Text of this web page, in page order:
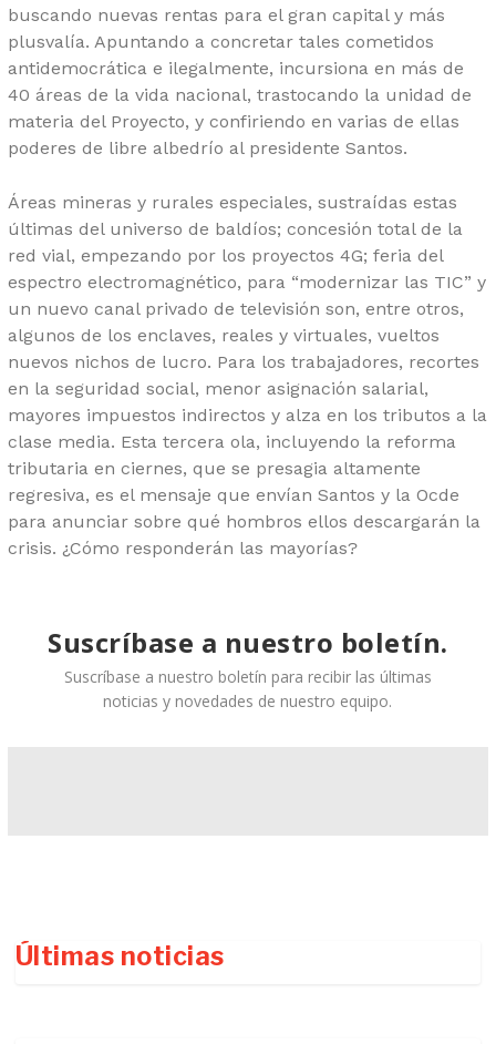
buscando nuevas rentas para el gran capital y más
plusvalía. Apuntando a concretar tales cometidos
antidemocrática e ilegalmente, incursiona en más de
40 áreas de la vida nacional, trastocando la unidad de
materia del Proyecto, y confiriendo en varias de ellas
poderes de libre albedrío al presidente Santos.
Áreas mineras y rurales especiales, sustraídas estas
últimas del universo de baldíos; concesión total de la
red vial, empezando por los proyectos 4G; feria del
espectro electromagnético, para “modernizar las TIC” y
un nuevo canal privado de televisión son, entre otros,
algunos de los enclaves, reales y virtuales, vueltos
nuevos nichos de lucro. Para los trabajadores, recortes
en la seguridad social, menor asignación salarial,
mayores impuestos indirectos y alza en los tributos a la
clase media. Esta tercera ola, incluyendo la reforma
tributaria en ciernes, que se presagia altamente
regresiva, es el mensaje que envían Santos y la Ocde
para anunciar sobre qué hombros ellos descargarán la
crisis. ¿Cómo responderán las mayorías?
Suscríbase a nuestro boletín.
Suscríbase a nuestro boletín para recibir las últimas
noticias y novedades de nuestro equipo.
Últimas noticias